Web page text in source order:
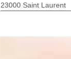
23000 Saint Laurent